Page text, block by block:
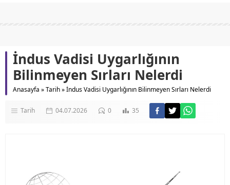
İndus Vadisi Uygarlığının
Bilinmeyen Sırları Nelerdi
Anasayfa »Tarih»İndus Vadisi Uygarlığının Bilinmeyen Sırları Nelerdi
Tarih 04.07.2026 0 35